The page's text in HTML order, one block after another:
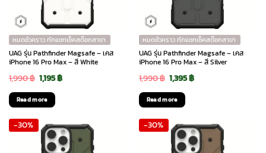
หมดชั่วคราว ทักแชทเช็คสต๊อกสาขา
UAG รุ่น Pathfinder Magsafe – เคส
iPhone 16 Pro Max – สี White
1,990฿ Original
price
was:
1,990 ฿.
1,195฿Current
1,195 ฿.
Read more
หมดชั่วคราว ทักแชทเช็คสต๊อกสาขา
UAG รุ่น Pathfinder Magsafe – เคส
iPhone 16 Pro Max – สี Silver
1,990฿ Original
price
was:
1,990 ฿.
1,395฿Current
1,395 ฿.
Read more
-30% -30%